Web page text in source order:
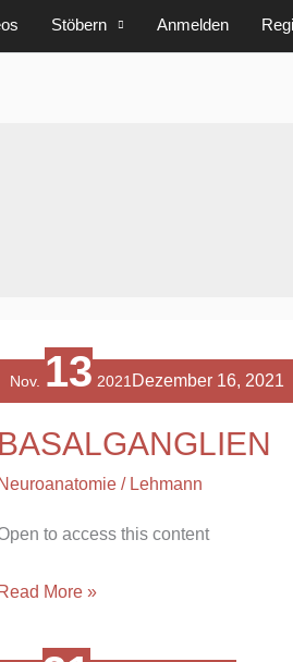
Stöbern Anmelden
Nov. 13 2021 Dezember 16, 2021
/ Lehmann
to access this content
More »